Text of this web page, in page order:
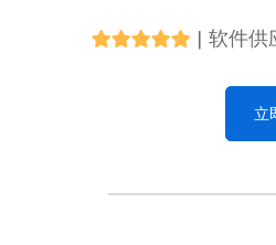
| 软件供
立